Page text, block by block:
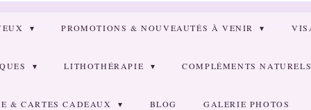
PROMOTIONS & NOUVEAUTÉS À VENIR
LITHOTHÉRAPIE COMPLÉMENTS
& CARTES CADEAUX BLOG GALERIE PHOTOS